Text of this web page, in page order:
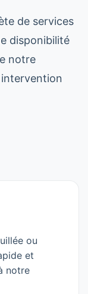
de services
disponibilité
notre
ou
et
notre